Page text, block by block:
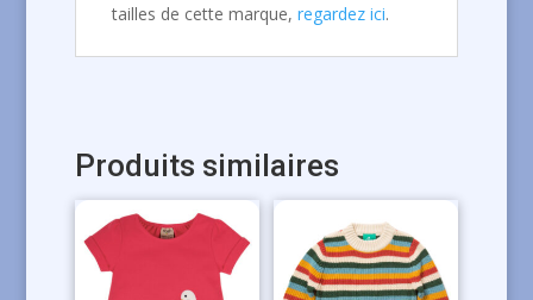
tailles de cette marque, regardez ici.
Produits similaires